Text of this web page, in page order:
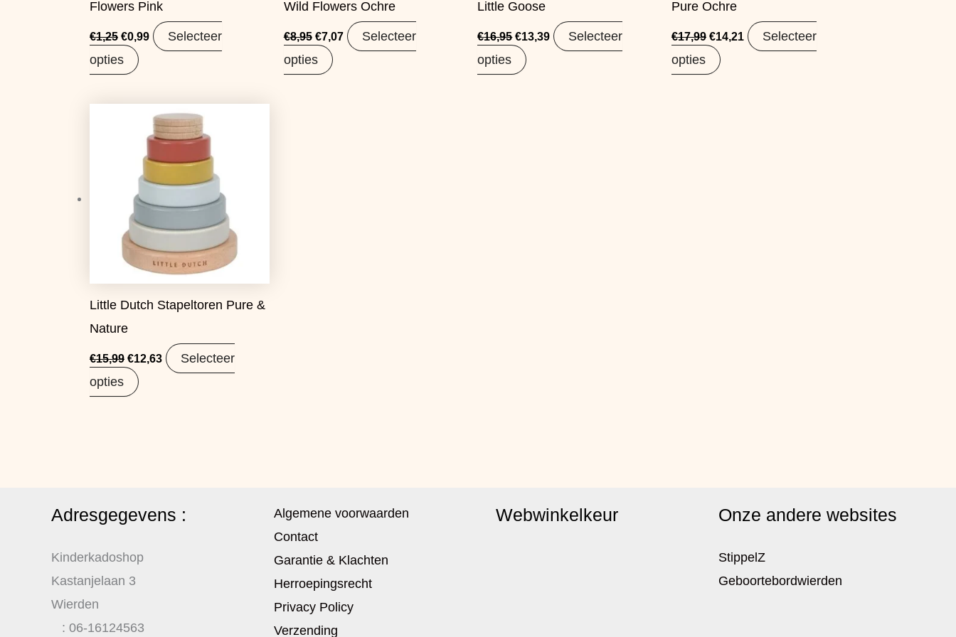
Flowers Pink
€1,25 €0,99
Selecteer
opties
Wild Flowers Ochre
€8,95 €7,07
Selecteer
opties
Little Goose
€16,95 €13,39
Selecteer
opties
Pure Ochre
€17,99 €14,21
Selecteer
opties
Little Dutch Stapeltoren Pure &
Nature
€15,99
Oorspronkelijke
was:
€15,99.
€12,63
Huidige
prijs
is:
Selecteer
opties
Adresgegevens :
Kinderkadoshop
Kastanjelaan 3
Wierden
: 06-16124563
Algemene voorwaarden
Contact
Garantie & Klachten
Herroepingsrecht
Privacy Policy
Verzending
Webwinkelkeur Onze andere websites
StippelZ
Geboortebordwierden